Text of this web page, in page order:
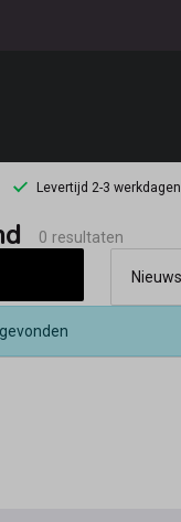
Levertijd 2-3 werkdagen
0 resultaten